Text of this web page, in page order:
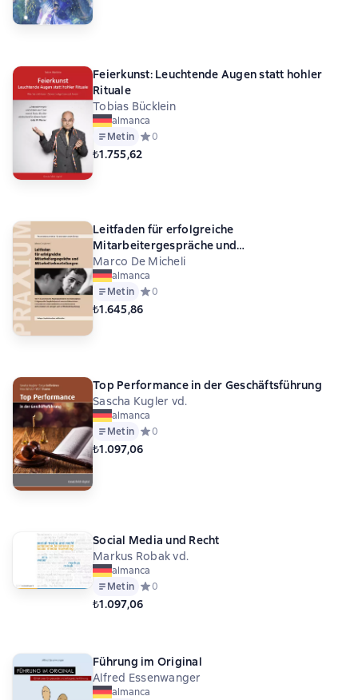
Feierkunst: Leuchtende Augen statt hohler
Rituale
Tobias Bücklein
almanca
Metin Средний рейтинг 0 на основе 0 оценок
0
₺1.755,62
Leitfaden für erfolgreiche
Mitarbeitergespräche und
Mitarbeiterbeurteilungen
Marco De Micheli
almanca
Metin Средний рейтинг 0 на основе 0 оценок
0
₺1.645,86
Top Performance in der Geschäftsführung
Sascha Kugler vd.
almanca
Metin Средний рейтинг 0 на основе 0 оценок
0
₺1.097,06
Social Media und Recht
Markus Robak vd.
almanca
Metin Средний рейтинг 0 на основе 0 оценок
0
₺1.097,06
Führung im Original
Alfred Essenwanger
almanca